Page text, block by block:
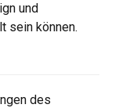
und
sein können.
des